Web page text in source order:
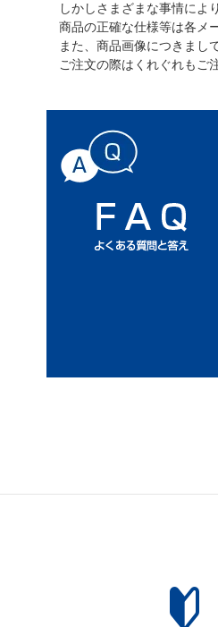
しかしさまざまな事情によ
商品の正確な仕様等は各メ
また、商品画像につきまし
ご注文の際はくれぐれもご